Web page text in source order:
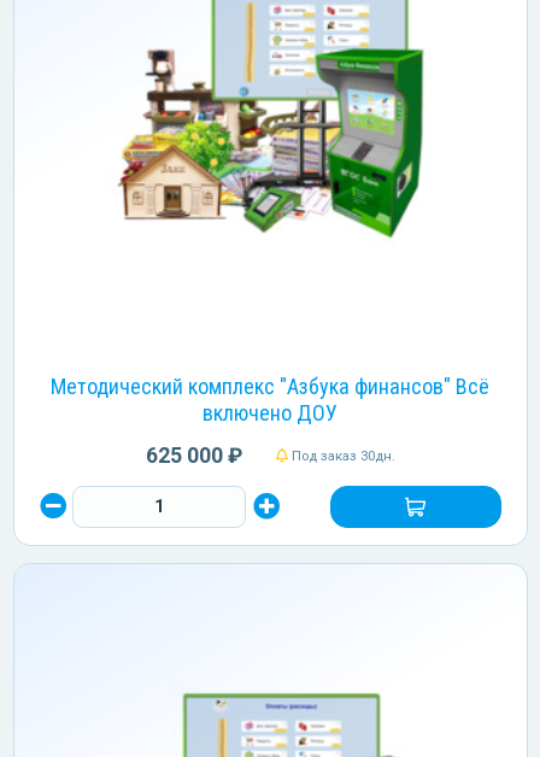
Методический комплекс "Азбука финансов" Всё
включено ДОУ
625 000 ₽ Под заказ 30дн.